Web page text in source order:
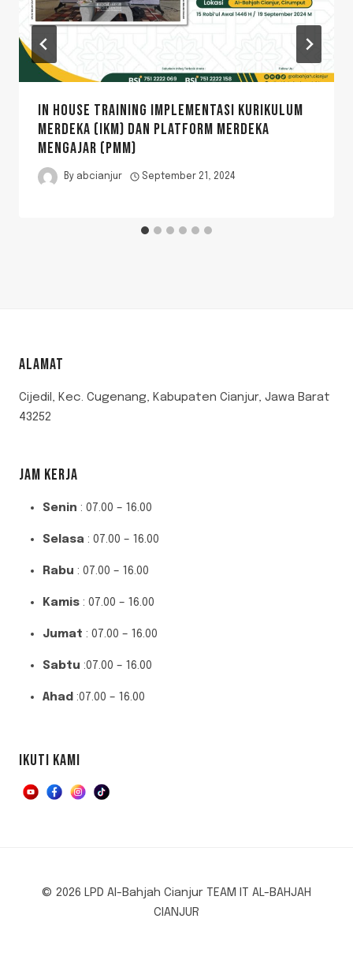
IN HOUSE TRAINING IMPLEMENTASI KURIKULUM
MERDEKA (IKM) DAN PLATFORM MERDEKA
MENGAJAR (PMM)
By abcianjur September 21, 2024
ALAMAT
Cijedil, Kec. Cugenang, Kabupaten Cianjur, Jawa Barat
43252
JAM KERJA
Senin : 07.00 – 16.00
Selasa : 07.00 – 16.00
Rabu : 07.00 – 16.00
Kamis : 07.00 – 16.00
Jumat : 07.00 – 16.00
Sabtu :07.00 – 16.00
Ahad :07.00 – 16.00
IKUTI KAMI
© 2026 LPD Al-Bahjah Cianjur TEAM IT AL-BAHJAH
CIANJUR